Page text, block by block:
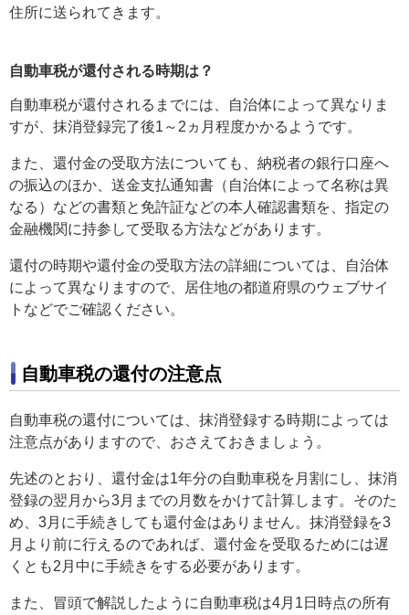
住所に送られてきます。
自動車税が還付される時期は？
自動車税が還付されるまでには、自治体によって異なりま
すが、抹消登録完了後1～2ヵ月程度かかるようです。
また、還付金の受取方法についても、納税者の銀行口座へ
の振込のほか、送金支払通知書（自治体によって名称は異
なる）などの書類と免許証などの本人確認書類を、指定の
金融機関に持参して受取る方法などがあります。
還付の時期や還付金の受取方法の詳細については、自治体
によって異なりますので、居住地の都道府県のウェブサイ
トなどでご確認ください。
自動車税の還付の注意点
自動車税の還付については、抹消登録する時期によっては
注意点がありますので、おさえておきましょう。
先述のとおり、還付金は1年分の自動車税を月割にし、抹消
登録の翌月から3月までの月数をかけて計算します。そのた
め、3月に手続きしても還付金はありません。抹消登録を3
月より前に行えるのであれば、還付金を受取るためには遅
くとも2月中に手続きをする必要があります。
また、冒頭で解説したように自動車税は4月1日時点の所有